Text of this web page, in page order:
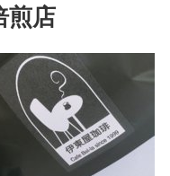
煎店